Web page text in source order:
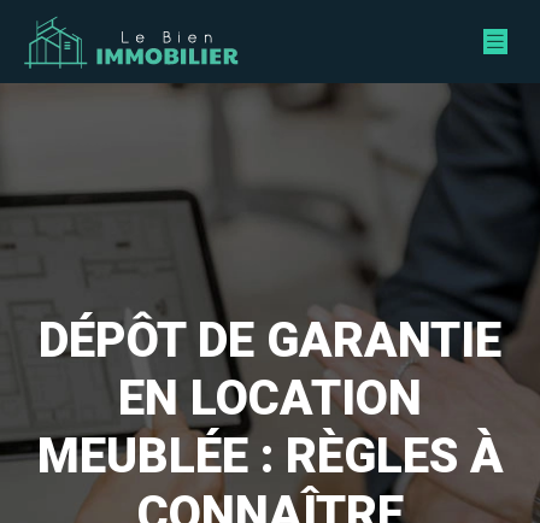
DÉPÔT DE GARANTIE
EN LOCATION
MEUBLÉE : RÈGLES À